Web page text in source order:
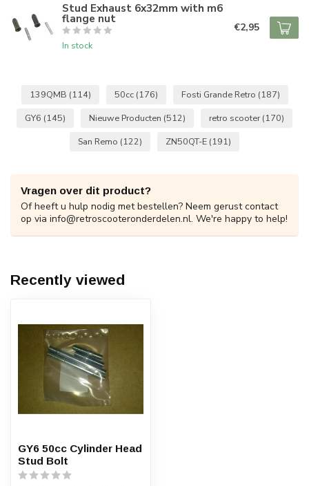
Stud Exhaust 6x32mm with m6
flange nut
In stock
€2,95
139QMB (114) 50cc (176) Fosti Grande Retro (187)
GY6 (145) Nieuwe Producten (512) retro scooter (170)
San Remo (122) ZN50QT-E (191)
Vragen over dit product?
Of heeft u hulp nodig met bestellen? Neem gerust contact
op via info@retroscooteronderdelen.nl. We're happy to help!
Recently viewed
GY6 50cc Cylinder Head
Stud Bolt